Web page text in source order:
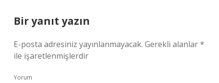
Bir yanıt yazın
E-posta adresiniz yayınlanmayacak. Gerekli alanlar*
ile işaretlenmişlerdir
Yorum